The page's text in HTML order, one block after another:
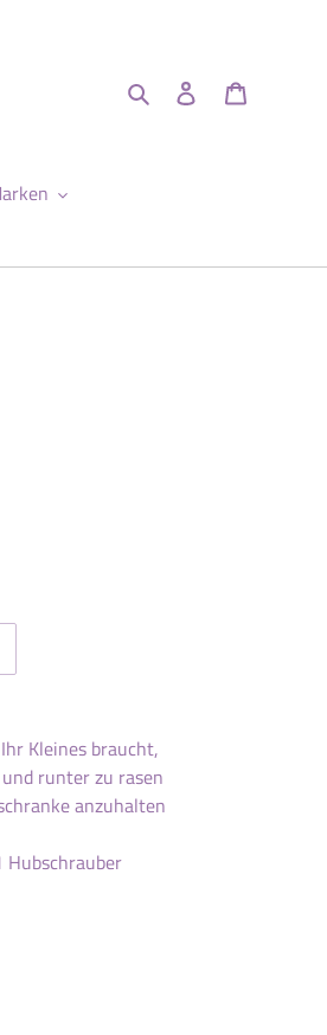
Suchen Einloggen
Kleines braucht,
runter zu rasen
anzuhalten
Hubschrauber